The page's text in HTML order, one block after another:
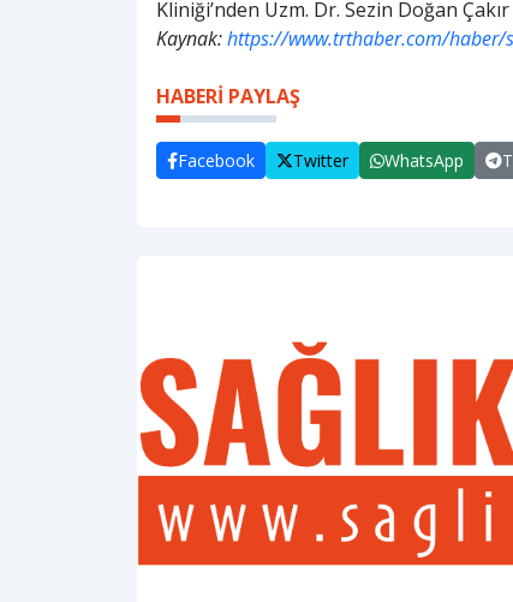
Kliniği’nden Uzm. Dr. Sezin Doğan Çakır
Kaynak:https://www.trthaber.com/haber/
HABERİ PAYLAŞ
Facebook Twitter WhatsApp